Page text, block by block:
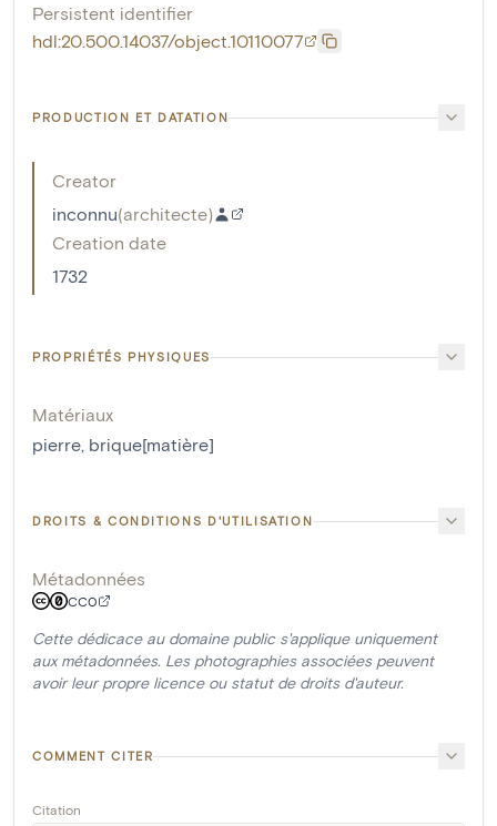
Persistent identifier
hdl:20.500.14037/object.10110077
PRODUCTION ET DATATION
Creator
inconnu(architecte)
Creation date
1732
PROPRIÉTÉS PHYSIQUES
Matériaux
pierre, brique[matière]
DROITS & CONDITIONS D'UTILISATION
Métadonnées
CC0
Cette dédicace au domaine public s'applique uniquement
aux métadonnées. Les photographies associées peuvent
avoir leur propre licence ou statut de droits d'auteur.
COMMENT CITER
Citation